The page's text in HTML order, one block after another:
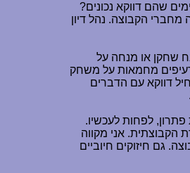
שהם דווקא נכונים?
הקבוצה. נהל דיון
שחקן או מנחה על
מחמאות על משחק
דווקא עם הדברים
פתרון, לפחות לעכשיו.
הקבוצתית. אני מקווה
גם חיזוקים חיוביים